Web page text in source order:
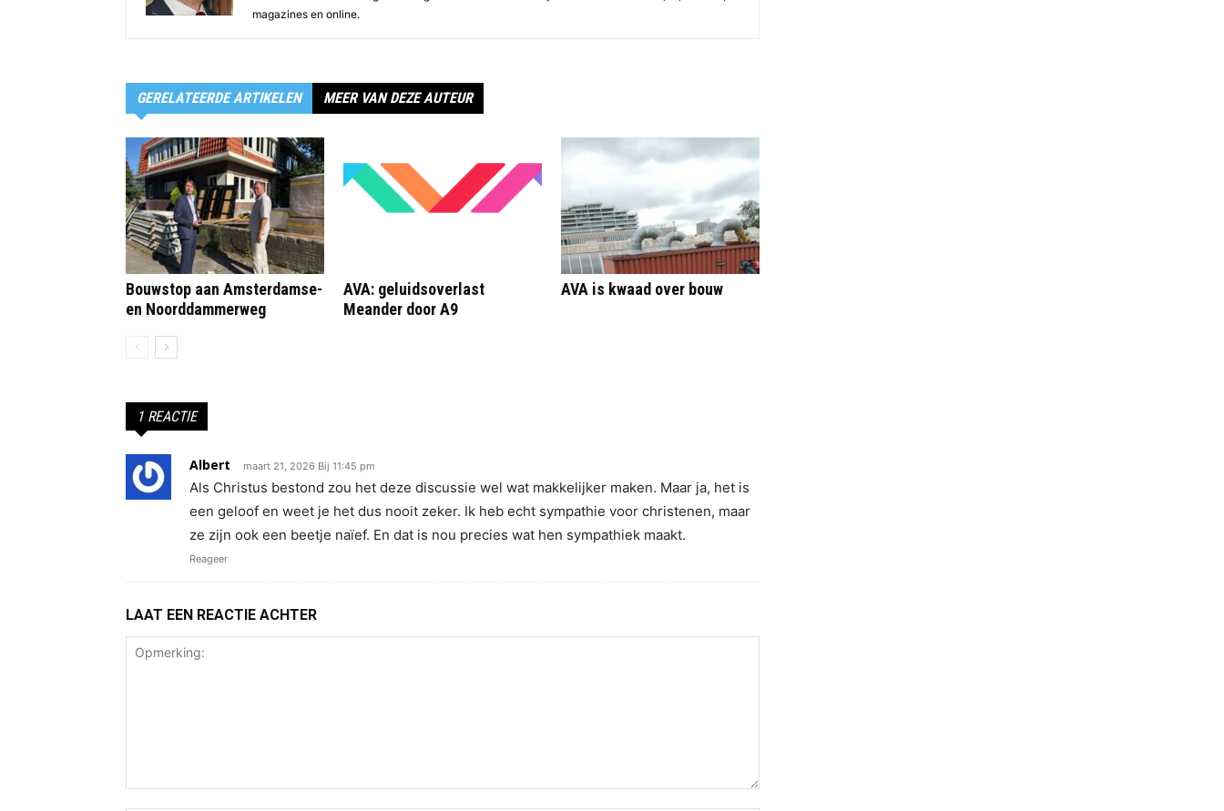
magazines en online.
GERELATEERDE ARTIKELEN MEER VAN DEZE AUTEUR
Bouwstop aan Amsterdamse-
en Noorddammerweg
AVA: geluidsoverlast
Meander door A9
AVA is kwaad over bouw
1 REACTIE
Albert maart 21, 2026 Bij 11:45 pm
Als Christus bestond zou het deze discussie wel wat makkelijker maken. Maar ja, het is
een geloof en weet je het dus nooit zeker. Ik heb echt sympathie voor christenen, maar
ze zijn ook een beetje naïef. En dat is nou precies wat hen sympathiek maakt.
Reageer
LAAT EEN REACTIE ACHTER